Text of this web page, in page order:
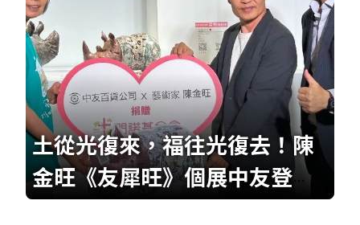
土從光復來，福往光復去！陳
金旺《友犀旺》個展中友登
場 藝術義賣傳遞公益暖流